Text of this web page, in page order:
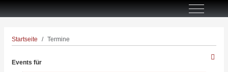
Off-
Startseite Termine
Events für